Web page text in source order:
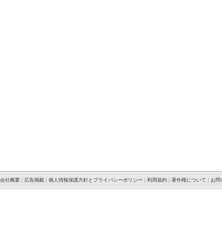
会社概要 | 広告掲載 | 個人情報保護方針とプライバシーポリシー | 利用規約 | 著作権について | お問